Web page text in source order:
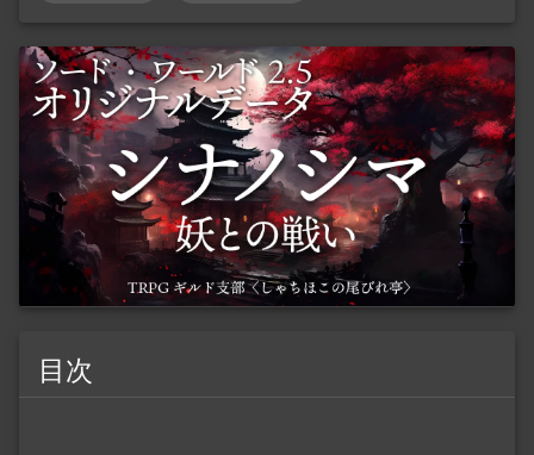
目次